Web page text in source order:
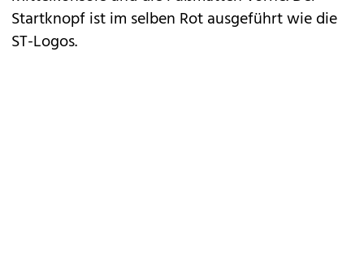
Startknopf ist im selben Rot ausgeführt wie die
ST-Logos.